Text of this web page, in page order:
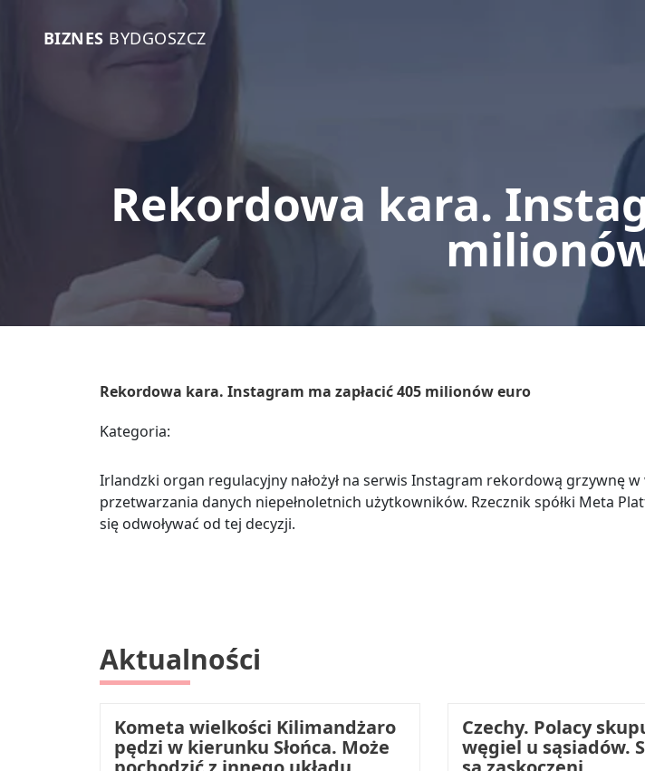
BIZNES BYDGOSZCZ
Rekordowa kara.
Rekordowa kara. Instagram ma zapłacić 405 milionów euro
Kategoria:
Irlandzki organ regulacyjny nałożył na serwis Instagram rekordową grzywnę
przetwarzania danych niepełnoletnich użytkowników. Rzecznik spółki Meta
się odwoływać od tej decyzji.
Aktualności
Kometa wielkości Kilimandżaro
pędzi w kierunku Słońca. Może
Czechy. Polacy
węgiel u sąsiadów.